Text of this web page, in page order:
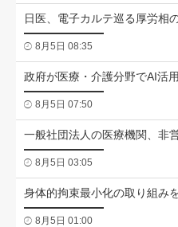
日医、電子カルテ巡る厚労相
8月5日 08:35
政府が医療・介護分野でAI活
8月5日 07:50
一般社団法人の医療機関、非
8月5日 03:05
身体的拘束最小化の取り組み
8月5日 01:00